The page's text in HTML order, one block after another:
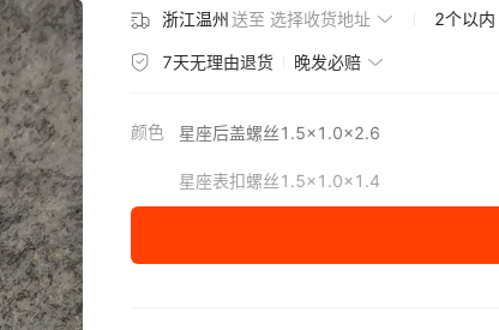
浙江温州送至 选择收货地址 2个以内
7天无理由退货 晚发必赔
颜色 星座后盖螺丝1.5x1.0x2.6
星座表扣螺丝1.5x1.0x1.4